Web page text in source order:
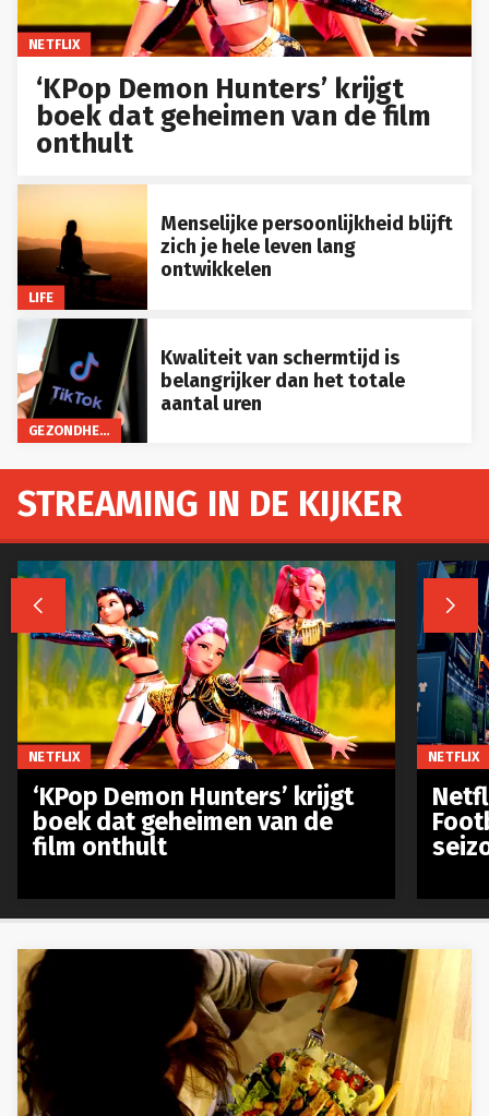
NETFLIX
‘KPop Demon Hunters’ krijgt
boek dat geheimen van de film
onthult
LIFE
Menselijke persoonlijkheid blijft
zich je hele leven lang
ontwikkelen
GEZONDHEID
Kwaliteit van schermtijd is
belangrijker dan het totale
aantal uren
STREAMING IN DE KIJKER
 
NETFLIX
‘KPop Demon Hunters’ krijgt
boek dat geheimen van de
film onthult
NETFLIX